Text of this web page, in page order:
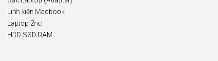
Linh kiện Macbook
Laptop 2nd
HDD-SSD-RAM